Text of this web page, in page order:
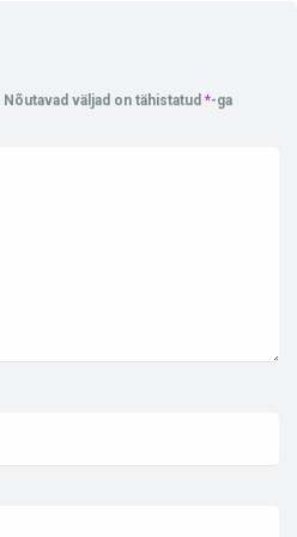
Nõutavad väljad on tähistatud *-ga